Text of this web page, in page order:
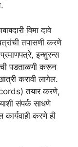
विमा दावे
तपासणी करणे
इन्शुरन्स
पडताळणी करून
करावी लागेल.
तयार करणे,
संपर्क साधणे
करणे ही